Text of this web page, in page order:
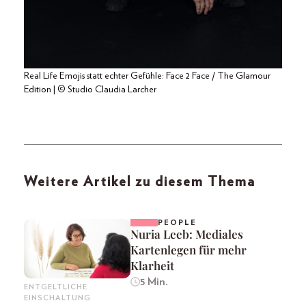
Real Life Emojis statt echter Gefühle: Face 2 Face / The Glamour
Edition | © Studio Claudia Larcher
Weitere Artikel zu diesem Thema
ENTGELTLICHE
EINSCHALTUNG
PEOPLE
Nuria Leeb: Mediales
Kartenlegen für mehr
Klarheit
5 Min.